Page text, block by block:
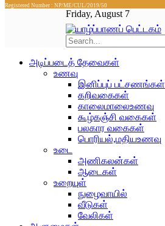
Registered Number : NP/ME/CUL/2019/50
Friday, August 7
அடிப்படைத் தேவைகள்
உணவு
இனிப்புப் பட்சணங்கள்
கறிவகைகள்
காலைமாலைஉணவு
கூழ்கஞ்சி வகைகள்
பலகார வகைகள்
பொரியல்,மதியஉணவு
உடை
அணிகலன்கள்
ஆடைகள்
உறையுள்
நுழைவாயில்
வீடுகள்
வேலிகள்